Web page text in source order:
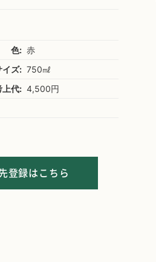
色: 赤
イズ: 750㎖
上代: 4,500円
登録はこちら